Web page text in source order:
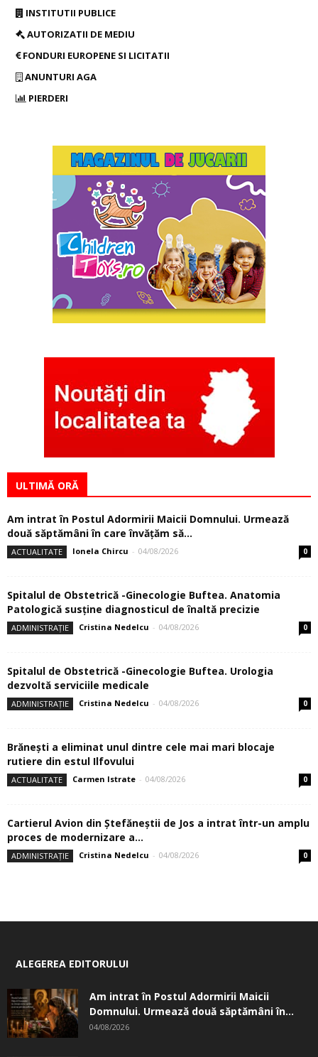
INSTITUTII PUBLICE
AUTORIZATII DE MEDIU
FONDURI EUROPENE SI LICITATII
ANUNTURI AGA
PIERDERI
ULTIMĂ ORĂ
Am intrat în Postul Adormirii Maicii Domnului. Urmează
două săptămâni în care învăţăm să...
ACTUALITATE Ionela Chircu - 04/08/2026 0
Spitalul de Obstetrică -Ginecologie Buftea. Anatomia
Patologică susţine diagnosticul de înaltă precizie
ADMINISTRAȚIE Cristina Nedelcu - 04/08/2026 0
Spitalul de Obstetrică -Ginecologie Buftea. Urologia
dezvoltă serviciile medicale
ADMINISTRAȚIE Cristina Nedelcu - 04/08/2026 0
Brănești a eliminat unul dintre cele mai mari blocaje
rutiere din estul Ilfovului
ACTUALITATE Carmen Istrate - 04/08/2026 0
Cartierul Avion din Ştefăneştii de Jos a intrat într-un amplu
proces de modernizare a...
ADMINISTRAȚIE Cristina Nedelcu - 04/08/2026 0
ALEGEREA EDITORULUI
Am intrat în Postul Adormirii Maicii
Domnului. Urmează două săptămâni în...
04/08/2026